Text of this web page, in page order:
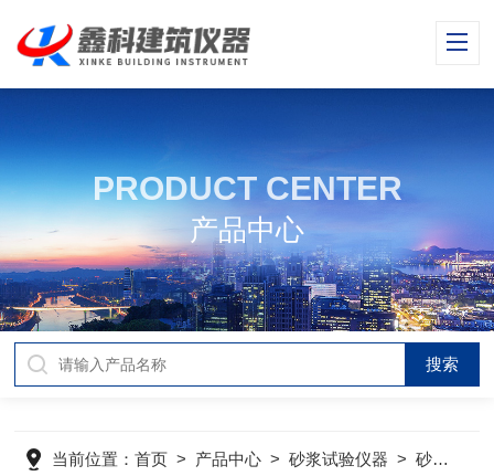
PRODUCT CENTER
产品中心
当前位置：首页 > 产品中心 >砂浆试验仪器 >砂浆充盈度管试验仪